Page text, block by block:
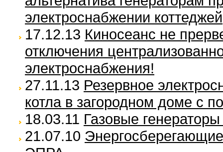
электроснабжении коттеджей
17.12.13 Киносеанс не
отключения
электроснабжения!
27.11.13 Резервное
котла в загородном доме с
18.03.11 Газовые
21.07.10